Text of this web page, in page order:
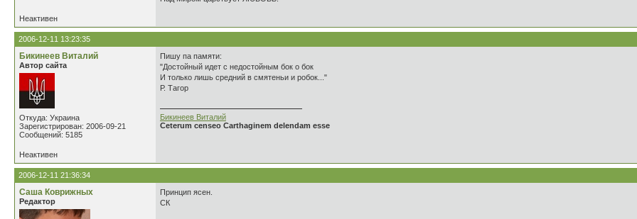
Неактивен
2006-12-11 13:23:35
Бикинеев Виталий
Автор сайта
Откуда: Украина
Зарегистрирован: 2006-09-21
Сообщений: 5185
Пишу па памяти:
"Достойный идет с недостойным бок о бок
И только лишь средний в смятеньи и робок..."
Р. Тагор
Бикинеев Виталий
Ceterum censeo Carthaginem delendam esse
Неактивен
2006-12-11 21:36:34
Саша Коврижных
Редактор
Принцип ясен.
СК